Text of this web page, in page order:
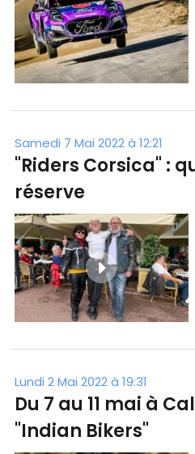
Samedi 7 Mai 2022 à 12:21
"Riders Corsica" :
réserve
Lundi 2 Mai 2022 à 19:31
Du 7 au 11 mai à
"Indian Bikers"